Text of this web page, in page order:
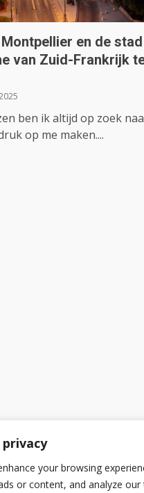
your browsing
or content, and analyze our
en de
van Zuid-Frankrijk
ben ik altijd op zoek
op me maken....